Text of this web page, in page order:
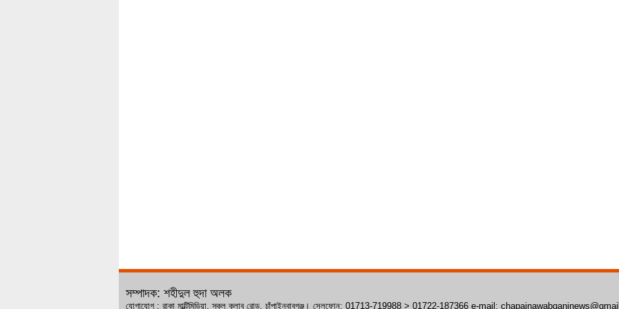
সম্পাদক: শহীদুল হুদা অলক
যোগাযোগ : রাকা মাল্টিমিডিয়া, স্কুল ক্লাব রোড, চাঁপাইনবাবগঞ্জ। সেলফোন: 01713-719988 > 01722-187366 e-mail: